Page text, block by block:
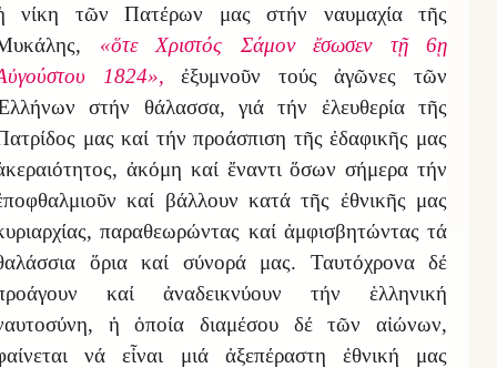
νίκη τῶν Πατέρων μας στήν ναυμαχία τῆς
«ὅτε Χριστός Σάμον ἔσωσεν τῇ 6ῃ
1824»,ἐξυμνοῦν τούς ἀγῶνες τῶν
στήν θάλασσα, γιά τήν ἐλευθερία τῆς
μας καί τήν προάσπιση τῆς ἐδαφικῆς μας
ἀκόμη καί ἔναντι ὅσων σήμερα τήν
καί βάλλουν κατά τῆς ἐθνικῆς μας
παραθεωρώντας καί ἀμφισβητώντας τά
ὅρια καί σύνορά μας. Ταυτόχρονα δέ
καί ἀναδεικνύουν τήν ἑλληνική
ἡ ὁποία διαμέσου δέ τῶν αἰώνων,
νά εἶναι μιά ἀξεπέραστη ἐθνική μας